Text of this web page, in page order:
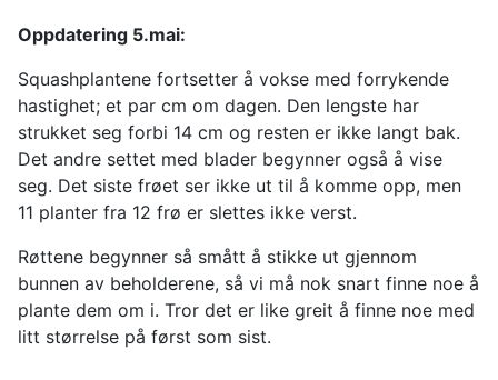
Oppdatering 5.mai:
Squashplantene fortsetter å vokse med forrykende
hastighet; et par cm om dagen. Den lengste har
strukket seg forbi 14 cm og resten er ikke langt bak.
Det andre settet med blader begynner også å vise
seg. Det siste frøet ser ikke ut til å komme opp, men
11 planter fra 12 frø er slettes ikke verst.
Røttene begynner så smått å stikke ut gjennom
bunnen av beholderene, så vi må nok snart finne noe å
plante dem om i. Tror det er like greit å finne noe med
litt størrelse på først som sist.